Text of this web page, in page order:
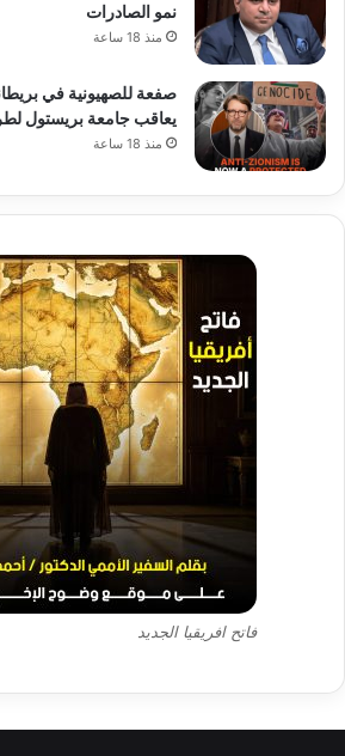
نمو الصادرات
منذ 18 ساعة
صفعة للصهيونية في
يعاقب جامعة بريستول
منذ 18 ساعة
فاتح افريقيا الجديد